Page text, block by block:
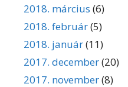
2018. március (6)
2018. február(5)
2018. január(11)
2017. december(20)
2017. november(8)